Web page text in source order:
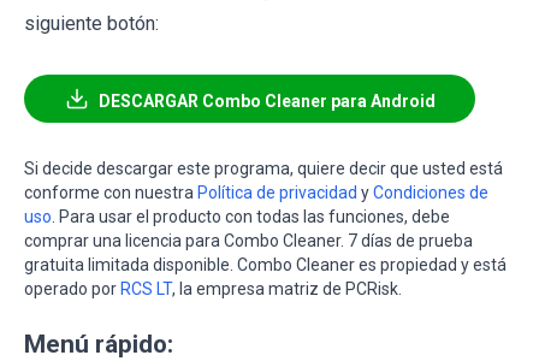
siguiente botón:
DESCARGAR Combo Cleaner para Android
Si decide descargar este programa, quiere decir que usted está
conforme con nuestra Política de privacidad yCondiciones de
uso . Para usar el producto con todas las funciones, debe
comprar una licencia para Combo Cleaner. 7 días de prueba
gratuita limitada disponible. Combo Cleaner es propiedad y está
operado porRCS LT, la empresa matriz de PCRisk.
Menú rápido: